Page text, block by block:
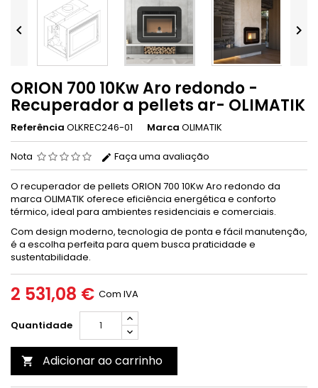
 
ORION 700 10Kw Aro redondo -
Recuperador a pellets ar- OLIMATIK
Referência OLKREC246-01 Marca OLIMATIK
Nota Faça uma avaliação
O recuperador de pellets ORION 700 10Kw Aro redondo da
marca OLIMATIK oferece eficiência energética e conforto
térmico, ideal para ambientes residenciais e comerciais.
Com design moderno, tecnologia de ponta e fácil manutenção,
é a escolha perfeita para quem busca praticidade e
sustentabilidade.
2 531,08 € Com IVA
Quantidade
 Adicionar ao carrinho